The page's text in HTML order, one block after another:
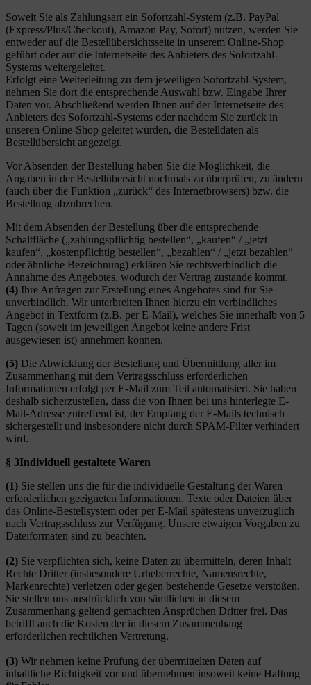
Soweit Sie als Zahlungsart ein Sofortzahl-System (z.B. PayPal
(Express/Plus/Checkout), Amazon Pay, Sofort) nutzen, werden Sie
entweder auf die Bestellübersichtsseite in unserem Online-Shop
geführt oder auf die Internetseite des Anbieters des Sofortzahl-
Systems weitergeleitet.
Erfolgt eine Weiterleitung zu dem jeweiligen Sofortzahl-System,
nehmen Sie dort die entsprechende Auswahl bzw. Eingabe Ihrer
Daten vor. Abschließend werden Ihnen auf der Internetseite des
Anbieters des Sofortzahl-Systems oder nachdem Sie zurück in
unseren Online-Shop geleitet wurden, die Bestelldaten als
Bestellübersicht angezeigt.
Vor Absenden der Bestellung haben Sie die Möglichkeit, die
Angaben in der Bestellübersicht nochmals zu überprüfen, zu ändern
(auch über die Funktion „zurück“ des Internetbrowsers) bzw. die
Bestellung abzubrechen.
Mit dem Absenden der Bestellung über die entsprechende
Schaltfläche („zahlungspflichtig bestellen“, „kaufen“ / „jetzt
kaufen“, „kostenpflichtig bestellen“, „bezahlen“ / „jetzt bezahlen“
oder ähnliche Bezeichnung) erklären Sie rechtsverbindlich die
Annahme des Angebotes, wodurch der Vertrag zustande kommt.
(4) Ihre Anfragen zur Erstellung eines Angebotes sind für Sie
unverbindlich. Wir unterbreiten Ihnen hierzu ein verbindliches
Angebot in Textform (z.B. per E-Mail), welches Sie innerhalb von 5
Tagen (soweit im jeweiligen Angebot keine andere Frist
ausgewiesen ist) annehmen können.
(5) Die Abwicklung der Bestellung und Übermittlung aller im
Zusammenhang mit dem Vertragsschluss erforderlichen
Informationen erfolgt per E-Mail zum Teil automatisiert. Sie haben
deshalb sicherzustellen, dass die von Ihnen bei uns hinterlegte E-
Mail-Adresse zutreffend ist, der Empfang der E-Mails technisch
sichergestellt und insbesondere nicht durch SPAM-Filter verhindert
wird.
§ 3Individuell gestaltete Waren
(1) Sie stellen uns die für die individuelle Gestaltung der Waren
erforderlichen geeigneten Informationen, Texte oder Dateien über
das Online-Bestellsystem oder per E-Mail spätestens unverzüglich
nach Vertragsschluss zur Verfügung. Unsere etwaigen Vorgaben zu
Dateiformaten sind zu beachten.
(2) Sie verpflichten sich, keine Daten zu übermitteln, deren Inhalt
Rechte Dritter (insbesondere Urheberrechte, Namensrechte,
Markenrechte) verletzen oder gegen bestehende Gesetze verstoßen.
Sie stellen uns ausdrücklich von sämtlichen in diesem
Zusammenhang geltend gemachten Ansprüchen Dritter frei. Das
betrifft auch die Kosten der in diesem Zusammenhang
erforderlichen rechtlichen Vertretung.
(3) Wir nehmen keine Prüfung der übermittelten Daten auf
inhaltliche Richtigkeit vor und übernehmen insoweit keine Haftung